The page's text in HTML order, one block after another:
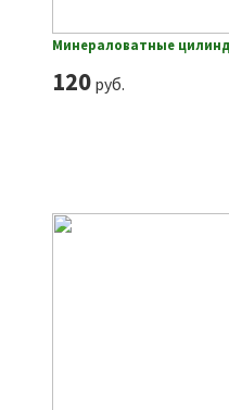
Минераловатные
120руб.